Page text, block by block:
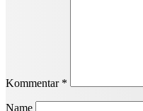
Kommentar *
Name